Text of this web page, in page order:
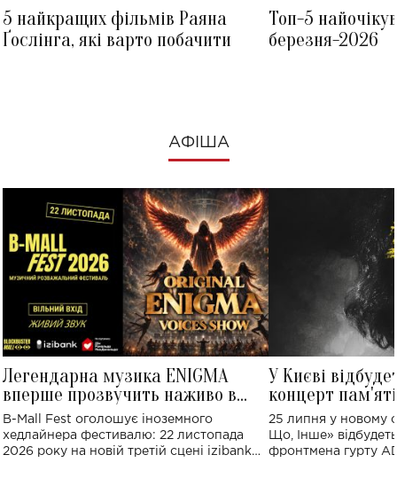
5 найкращих фільмів Раяна
Ґослінга, які варто побачити
Топ-5
березня-2026
АФІША
Легендарна музика ENIGMA
вперше прозвучить наживо в
Україні: де відбудеться концерт
B-Mall Fest оголошує іноземного
хедлайнера фестивалю: 22 листопада
2026 року на новій третій сцені izibank
У Києві
концерт
Клименка:
виконають
25 липня у новому
Що, Інше»
фронтмена гурту